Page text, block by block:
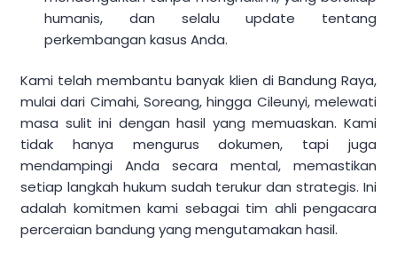
humanis, dan selalu update tentang
perkembangan kasus Anda.
Kami telah membantu banyak klien di Bandung Raya,
mulai dari Cimahi, Soreang, hingga Cileunyi, melewati
masa sulit ini dengan hasil yang memuaskan. Kami
tidak hanya mengurus dokumen, tapi juga
mendampingi Anda secara mental, memastikan
setiap langkah hukum sudah terukur dan strategis. Ini
adalah komitmen kami sebagai tim ahli pengacara
perceraian bandung yang mengutamakan hasil.